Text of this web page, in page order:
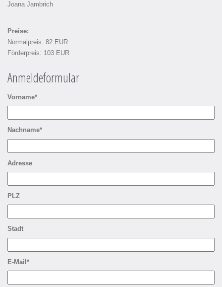
Joana Jambrich
Preise:
Normalpreis: 82 EUR
Förderpreis: 103 EUR
Anmeldeformular
Vorname*
Nachname*
Adresse
PLZ
Stadt
E-Mail*